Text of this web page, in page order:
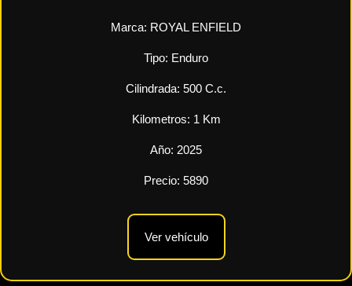
Marca: ROYAL ENFIELD
Tipo: Enduro
Cilindrada: 500 C.c.
Kilometros: 1 Km
Año: 2025
Precio: 5890
Ver vehículo